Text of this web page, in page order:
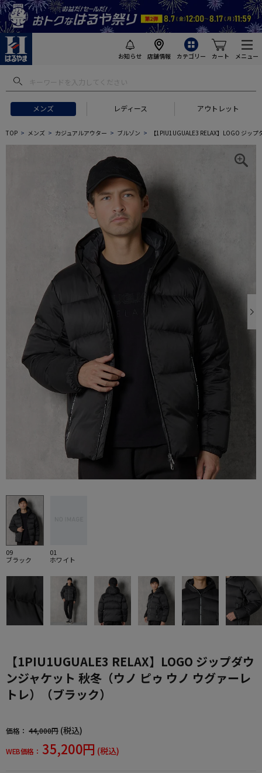
お知らせ 店舗情報 カテゴリー カート メニュー
メンズ レディース アウトレット
TOP メンズ カジュアルアウター ブルゾン 【1PIU1UGUALE3 RELAX】LOGO ジッ
09
ブラック
01
ホワイト
【1PIU1UGUALE3 RELAX】LOGO ジップダウ
ンジャケット 秋冬（ウノ ピゥ ウノ ウグァーレ
トレ）（ブラック）
価格： 44,000円 (税込)
WEB価格： 35,200円 (税込)